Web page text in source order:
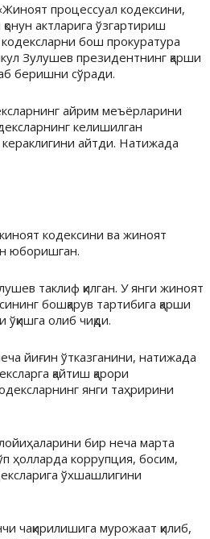
процессуал кодексини,
актларига ўзгартириш
бош прокуратура
Зулушев президентнинг қарши
беришни сўради.
айрим меъёрларини
келишилган
айтди. Натижада
кодексини ва жиноят
юборишган.
таклиф қилган. У янги жиноят
бошқарув тартибига қарши
олиб чиқди.
йиғин ўтказганини, натижада
қайтиш қарори
янги таҳририни
бир неча марта
ҳолларда коррупция, босим,
ўхшашлигини
чақирилишига мурожаат қилиб,